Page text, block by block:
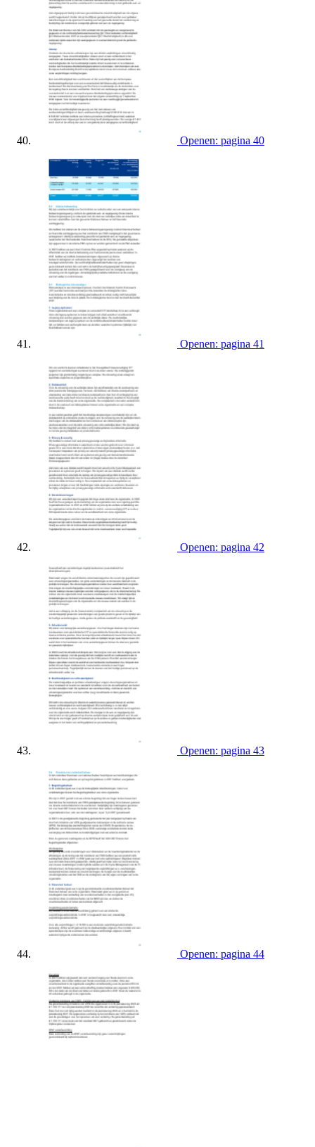
Openen: pagina 40
Openen: pagina 41
Openen: pagina 42
Openen: pagina 43
Openen: pagina 44